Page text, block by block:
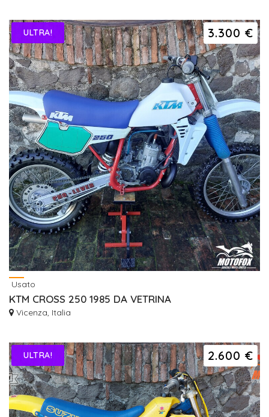
3.300 €
ULTRA!
Usato
KTM CROSS 250 1985 DA VETRINA
Vicenza, Italia
2.600 €
ULTRA!